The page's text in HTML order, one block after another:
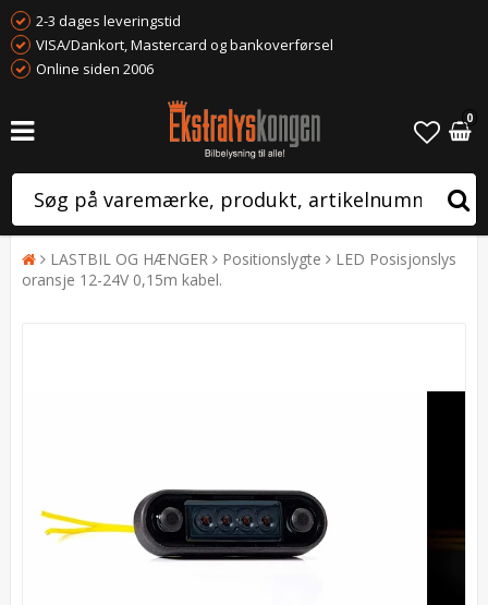
2-3 dages leveringstid
VISA/Dankort, Mastercard og bankoverførsel
Online siden 2006
0
LASTBIL OG HÆNGER Positionslygte
LED Posisjonslys
oransje 12-24V 0,15m kabel.